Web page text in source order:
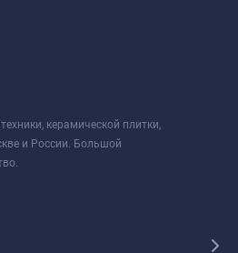
керамической плитки,
и России. Большой